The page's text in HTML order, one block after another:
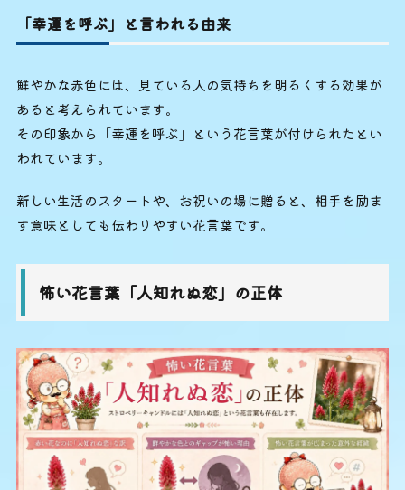
「幸運を呼ぶ」と言われる由来
鮮やかな赤色には、見ている人の気持ちを明るくする効果が
あると考えられています。
その印象から「幸運を呼ぶ」という花言葉が付けられたとい
われています。
新しい生活のスタートや、お祝いの場に贈ると、相手を励ま
す意味としても伝わりやすい花言葉です。
怖い花言葉「人知れぬ恋」の正体